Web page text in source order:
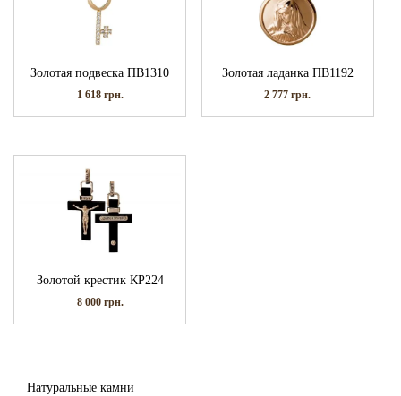
Золотая подвеска ПВ1310
1 618 грн.
Золотая ладанка ПВ1192
2 777грн.
Золотой крестик КР224
8 000 грн.
Натуральные камни